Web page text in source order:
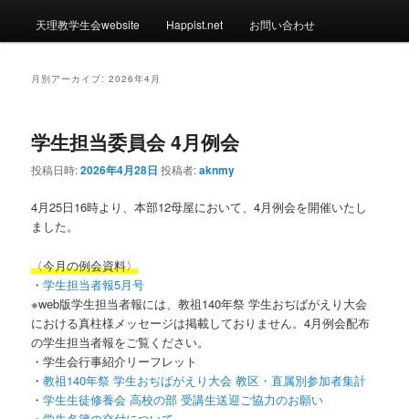
メ
イ
ン
ン
ツ
へ
移
動
ブ
テ
ツ
へ
移
動
天理教学生会website Happist.net お問い合わせ
月別アーカイブ:2026年4月
学生担当委員会 4月例会
投稿日時:2026年4月28日 投稿者:aknmy
4月25日16時より、本部12母屋において、4月例会を開催いたし
ました。
〈今月の例会資料〉
・学生担当者報5月号
※web版学生担当者報には、教祖140年祭 学生おぢばがえり大会
における真柱様メッセージは掲載しておりません。4月例会配布
の学生担当者報をご覧ください。
・学生会行事紹介リーフレット
・教祖140年祭 学生おぢばがえり大会 教区・直属別参加者集計
・学生生徒修養会 高校の部 受講生送迎ご協力のお願い